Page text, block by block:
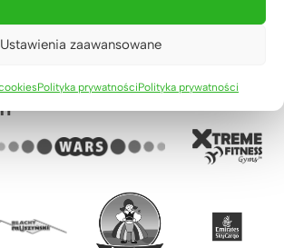
Ustawienia zaawansowane
Polityka prywatnościPolityka prywatności